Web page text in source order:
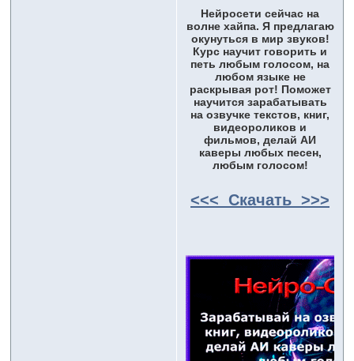
Нейросети сейчас на
волне хайпа. Я предлагаю
окунуться в мир звуков!
Курс научит говорить и
петь любым голосом, на
любом языке не
раскрывая рот! Поможет
научится зарабатывать
на озвучке текстов, книг,
видеороликов и
фильмов, делай АИ
каверы любых песен,
любым голосом!
<<< Скачать >>>